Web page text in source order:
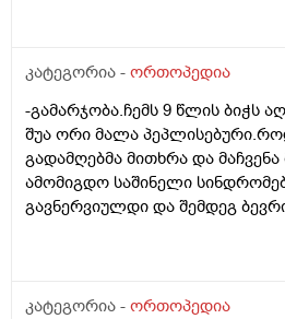
არ მაქვს. შეგიძლიათ მირჩიოთ
ასევე პრობლემის
პროფილის ექიმს უნდა
შემდეგ მივხვდი რომ ეს
ჩემს შვილს არ ჭირს არის
ზიანი შეიძლება მიაყენოს ჩემს
სინდრომების გარდა სხვა
ვერ მივაკვლიე.ექიმმა
არასტეროიდი მაზი
კატეგორია - ორთოპედია
-გამარჯობა.ჩემს 9 წლის ბიჭს
შუა ორი მალა
გადამღებმა მითხრა და
ამომიგდო საშინელი
გავნერვიულდი და შემდეგ
გამოვლინდებოდნენ და რომ
დეფექტურმა
კატეგორია - ორთოპედია